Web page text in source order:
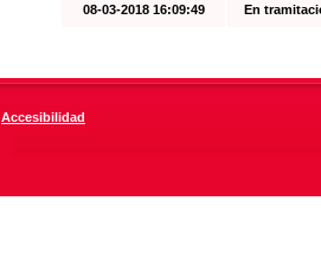
08-03-2018 16:09:49 En
Accesibilidad